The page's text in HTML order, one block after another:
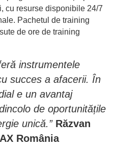
cu resurse disponibile 24/7
Pachetul de training
de ore de training
instrumentele
succes a afacerii. În
e un avantaj
de oportunitățile
unică.” Răzvan
România